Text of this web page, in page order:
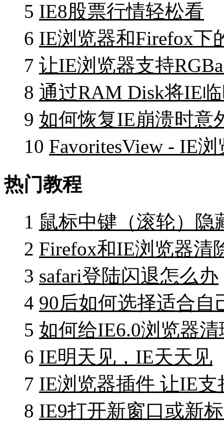
5 IE8股票行情轻松看
6 IE浏览器和Firefox下
7 让IE浏览器支持
8 通过RAM Disk将IE
9 如何恢复IE崩溃时意
10 FavoritesView - IE
热门教程
1 鼠标中键（滚轮）隐
2 Firefox和IE浏览器清
3 safari登陆闪退怎么办
4 90后如何选择适合自
5 如何给IE6.0浏览器
6 IE明天见，IE天天见
7 IE浏览器插件 让IE
8 IE9打开新窗口或新